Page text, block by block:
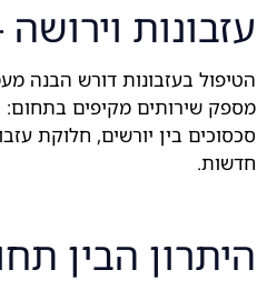
עזבונות
הטיפול בעזבונות דורש הבנה
מספק שירותים מקיפים בתחום:
סכסוכים בין יורשים, חלוקת
חדשות.
היתרון הבין